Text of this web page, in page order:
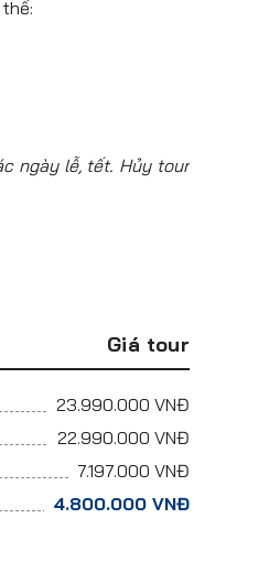
ngày lễ, tết. Hủy tour
Giá tour
23.990.000 VNĐ
22.990.000 VNĐ
7.197.000 VNĐ
4.800.000 VNĐ